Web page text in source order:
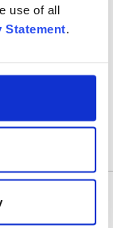
use of all
StatementBaile
UCD